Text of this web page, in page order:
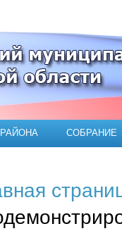
СОБРАНИЕ